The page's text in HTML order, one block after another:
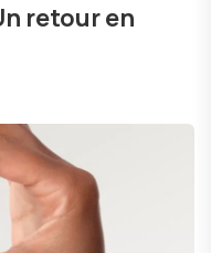
retour en